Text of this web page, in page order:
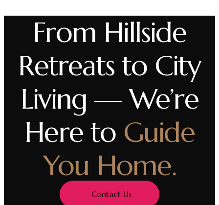
From Hillside
Retreats to City
Living — We’re
Here to Guide
You Home.
Contact Us